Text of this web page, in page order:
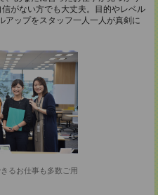
がない方でも大丈夫。目的やレベル
アップをスタッフ一人一人が真剣に
るお仕事も多数ご用